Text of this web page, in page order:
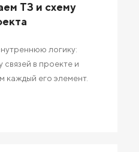
ТЗ и схему
логику:
связей в проекте и
каждый его элемент.